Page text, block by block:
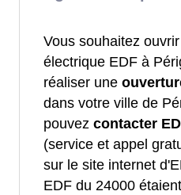
Vous souhaitez
électrique EDF à
réaliser une
dans votre ville de
pouvez contacter
(service et appel
sur le site internet
EDF du 24000